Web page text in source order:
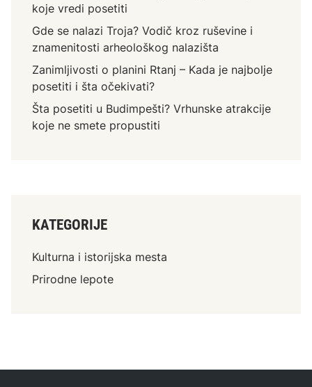
koje vredi posetiti
Gde se nalazi Troja? Vodič kroz ruševine i
znamenitosti arheološkog nalazišta
Zanimljivosti o planini Rtanj – Kada je najbolje
posetiti i šta očekivati?
Šta posetiti u Budimpešti? Vrhunske atrakcije
koje ne smete propustiti
KATEGORIJE
Kulturna i istorijska mesta
Prirodne lepote